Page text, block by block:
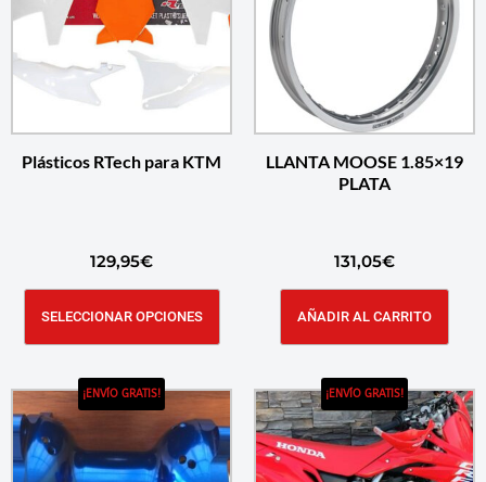
Plásticos RTech para KTM
129,95€
SELECCIONAR OPCIONES
LLANTA MOOSE 1.85×19
PLATA
131,05€
AÑADIR AL CARRITO
¡ENVÍO GRATIS! ¡ENVÍO GRATIS!